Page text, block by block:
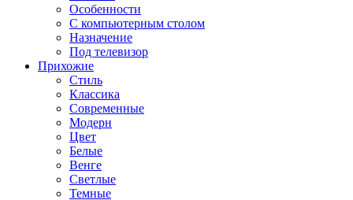
Особенности
С компьютерным столом
Назначение
Под телевизор
Прихожие
Стиль
Классика
Современные
Модерн
Цвет
Белые
Венге
Светлые
Темные